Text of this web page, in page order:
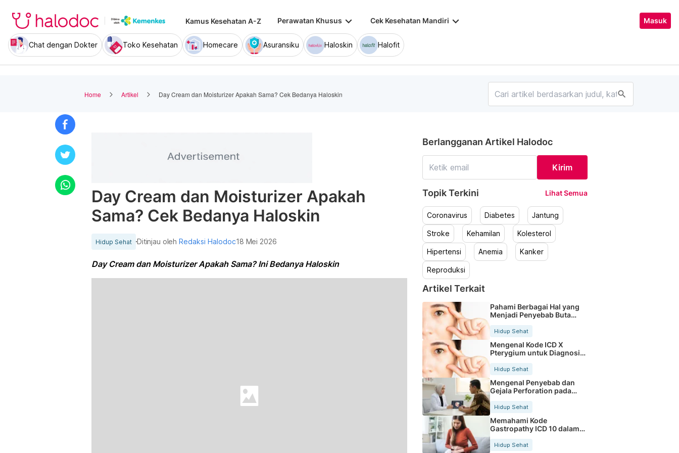
Kamus Kesehatan A-Z Perawatan Khusus keyboard_arrow_down Cek Kesehatan Mandiri keyboard_arrow_down Masuk
Chat dengan Dokter Toko Kesehatan Homecare Asuransiku Haloskin Halofit
Home Artikel Day Cream dan Moisturizer Apakah Sama? Cek Bedanya Haloskin search
Day Cream dan Moisturizer Apakah
Sama? Cek Bedanya Haloskin
Hidup Sehat Ditinjau olehRedaksi Halodoc18 Mei 2026
Day Cream dan Moisturizer Apakah Sama? Ini Bedanya Haloskin
Berlangganan Artikel Halodoc
Kirim
Topik Terkini Lihat Semua
Coronavirus Diabetes Jantung
Stroke Kehamilan Kolesterol
Hipertensi Anemia Kanker
Reproduksi
Artikel Terkait
Pahami Berbagai Hal yang
Menjadi Penyebab Buta
Hidup Sehat
Mengenal Kode ICD X
Pterygium untuk Diagnosis
Hidup Sehat
Mengenal Penyebab dan
Gejala Perforation pada
Tubuh
Hidup Sehat
Memahami Kode
Gastropathy ICD 10 dalam
Rekam Medis Pasien
Hidup Sehat